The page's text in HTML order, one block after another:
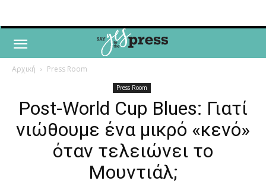
Αρχική Press Room
Press Room
Post-World Cup Blues: Γιατί
νιώθουμε ένα μικρό «κενό»
όταν τελειώνει το
Μουντιάλ;